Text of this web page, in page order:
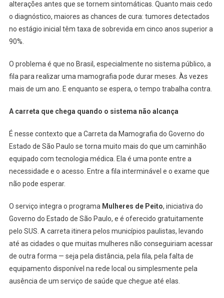
alterações antes que se tornem sintomáticas. Quanto mais cedo
o diagnóstico, maiores as chances de cura: tumores detectados
no estágio inicial têm taxa de sobrevida em cinco anos superior a
90%.
O problema é que no Brasil, especialmente no sistema público, a
fila para realizar uma mamografia pode durar meses. Às vezes
mais de um ano. E enquanto se espera, o tempo trabalha contra.
A carreta que chega quando o sistema não alcança
É nesse contexto que a Carreta da Mamografia do Governo do
Estado de São Paulo se torna muito mais do que um caminhão
equipado com tecnologia médica. Ela é uma ponte entre a
necessidade e o acesso. Entre a fila interminável e o exame que
não pode esperar.
O serviço integra o programa Mulheres de Peito, iniciativa do
Governo do Estado de São Paulo, e é oferecido gratuitamente
pelo SUS. A carreta itinera pelos municípios paulistas, levando
até as cidades o que muitas mulheres não conseguiriam acessar
de outra forma — seja pela distância, pela fila, pela falta de
equipamento disponível na rede local ou simplesmente pela
ausência de um serviço de saúde que chegue até elas.